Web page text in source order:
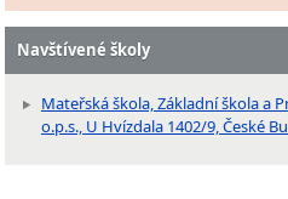
Navštívené školy
Mateřská škola, Základní škola a
o.p.s., U Hvízdala 1402/9, České